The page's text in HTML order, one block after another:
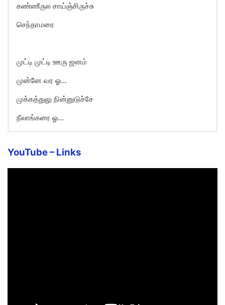
கண்ணீருல சாய்ஞ்சிருச்சு
செந்தாமரை
முட்டி முட்டி ஊரு ஜனம்
முன்னே வர ஓ…
முக்கத்துலு நின்னுடுச்சே
நீலாங்கரை ஓ…
YouTube – Links